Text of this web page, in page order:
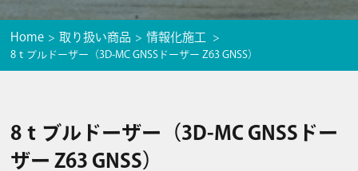
Home 取り扱い商品 情報化施工
8ｔブルドーザー（3D-MC GNSSドーザー Z63 GNSS）
8ｔブルドーザー（3D-MC GNSSドー
ザー Z63 GNSS）